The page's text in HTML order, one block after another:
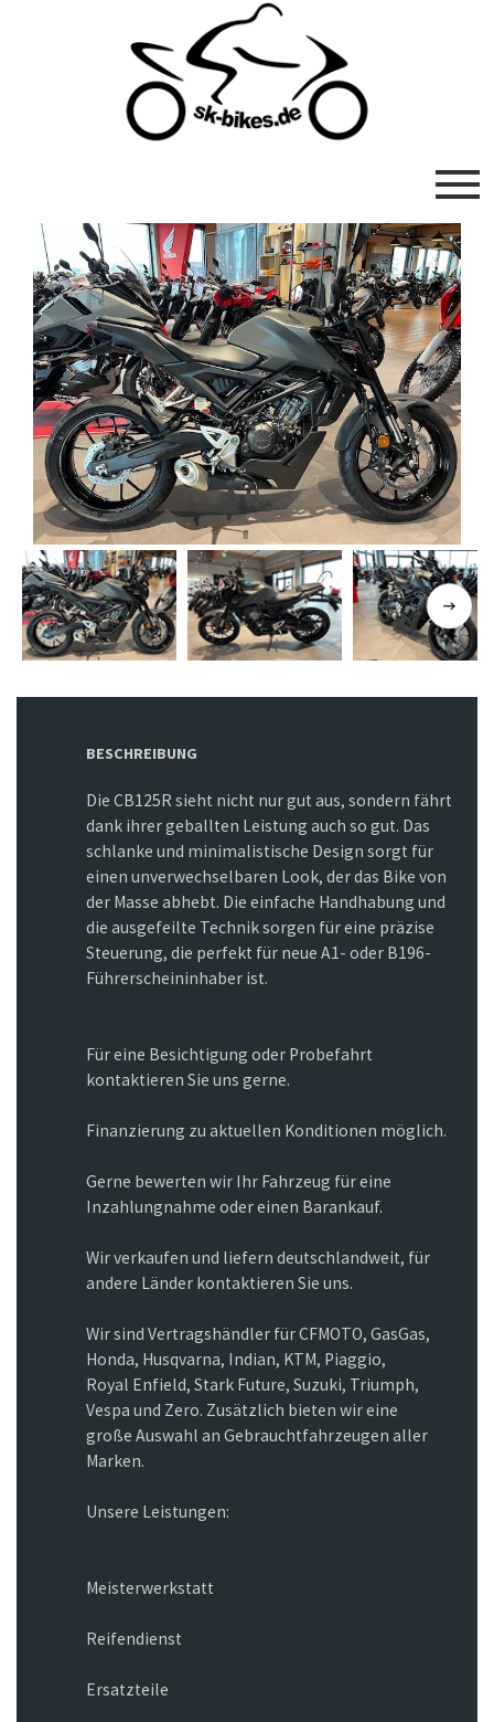
Previous Next
BESCHREIBUNG
Die CB125R sieht nicht nur gut aus, sondern fährt
dank ihrer geballten Leistung auch so gut. Das
schlanke und minimalistische Design sorgt für
einen unverwechselbaren Look, der das Bike von
der Masse abhebt. Die einfache Handhabung und
die ausgefeilte Technik sorgen für eine präzise
Steuerung, die perfekt für neue A1- oder B196-
Führerscheininhaber ist.
Für eine Besichtigung oder Probefahrt
kontaktieren Sie uns gerne.
Finanzierung zu aktuellen Konditionen möglich.
Gerne bewerten wir Ihr Fahrzeug für eine
Inzahlungnahme oder einen Barankauf.
Wir verkaufen und liefern deutschlandweit, für
andere Länder kontaktieren Sie uns.
Wir sind Vertragshändler für CFMOTO, GasGas,
Honda, Husqvarna, Indian, KTM, Piaggio,
Royal Enfield, Stark Future, Suzuki, Triumph,
Vespa und Zero. Zusätzlich bieten wir eine
große Auswahl an Gebrauchtfahrzeugen aller
Marken.
Unsere Leistungen:
Meisterwerkstatt
Reifendienst
Ersatzteile